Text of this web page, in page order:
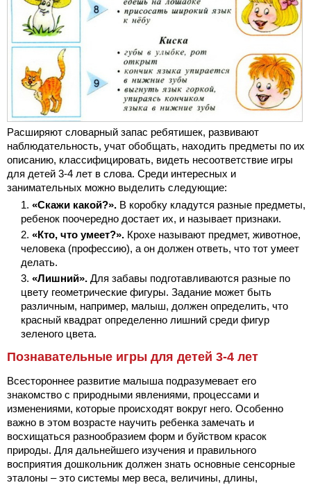
Расширяют словарный запас ребятишек, развивают
наблюдательность, учат обобщать, находить предметы по их
описанию, классифицировать, видеть несоответствие игры
для детей 3-4 лет в слова. Среди интересных и
занимательных можно выделить следующие:
«Скажи какой?». В коробку кладутся разные предметы,
ребенок поочередно достает их, и называет признаки.
«Кто, что умеет?». Крохе называют предмет, животное,
человека (профессию), а он должен ответь, что тот умеет
делать.
«Лишний». Для забавы подготавливаются разные по
цвету геометрические фигуры. Задание может быть
различным, например, малыш, должен определить, что
красный квадрат определенно лишний среди фигур
зеленого цвета.
Познавательные игры для детей 3-4 лет
Всестороннее развитие малыша подразумевает его
знакомство с природными явлениями, процессами и
изменениями, которые происходят вокруг него. Особенно
важно в этом возрасте научить ребенка замечать и
восхищаться разнообразием форм и буйством красок
природы. Для дальнейшего изучения и правильного
восприятия дошкольник должен знать основные сенсорные
эталоны – это системы мер веса, величины, длины,